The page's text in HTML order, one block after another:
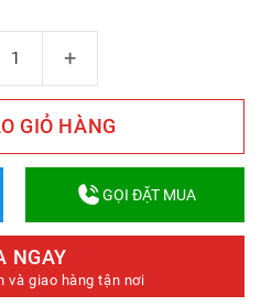
GIỎ HÀNG
GỌI ĐẶT MUA
NGAY
và giao hàng tận nơi